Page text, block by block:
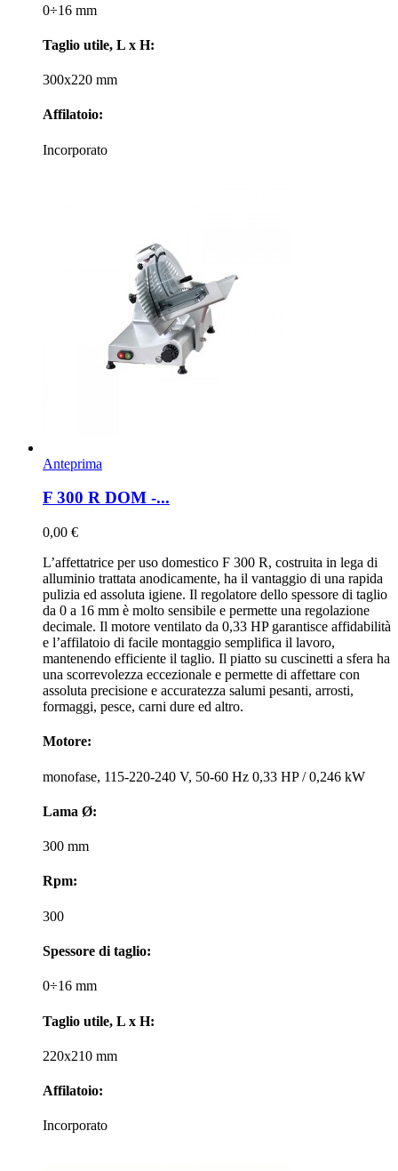
0÷16 mm
Taglio utile, L x H:
300x220 mm
Affilatoio:
Incorporato
Anteprima
F 300 R DOM -...
0,00 €
L’affettatrice per uso domestico F 300 R, costruita in lega di
alluminio trattata anodicamente, ha il vantaggio di una rapida
pulizia ed assoluta igiene. Il regolatore dello spessore di taglio
da 0 a 16 mm è molto sensibile e permette una regolazione
decimale. Il motore ventilato da 0,33 HP garantisce affidabilità
e l’affilatoio di facile montaggio semplifica il lavoro,
mantenendo efficiente il taglio. Il piatto su cuscinetti a sfera ha
una scorrevolezza eccezionale e permette di affettare con
assoluta precisione e accuratezza salumi pesanti, arrosti,
formaggi, pesce, carni dure ed altro.
Motore:
monofase, 115-220-240 V, 50-60 Hz 0,33 HP / 0,246 kW
Lama Ø:
300 mm
Rpm:
300
Spessore di taglio:
0÷16 mm
Taglio utile, L x H:
220x210 mm
Affilatoio:
Incorporato